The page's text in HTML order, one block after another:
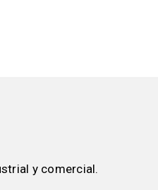
y comercial.